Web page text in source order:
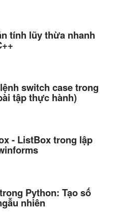
tính lũy thừa nhanh
switch case trong
tập thực hành)
- ListBox trong lập
Python: Tạo số
nhiên